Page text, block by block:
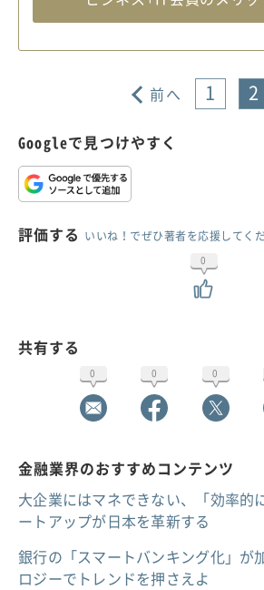
前へ 1 2
Googleで見つけやすく
評価する いいね！でぜひ著者を応援してく
0
共有する
0 0 0
金融業界のおすすめコンテンツ
大企業にはマネできない、「効率的
ートアップが日本を革新する
銀行の「スマートバンキング化」が
ロジーでトレンドを押さえよ